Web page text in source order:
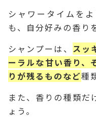
シャワータイムを
も、自分好みの香り
シャンプーは、 スッ
ーラルな甘い香り、
りが残るものなど種
また、香りの種類だ
ょう。